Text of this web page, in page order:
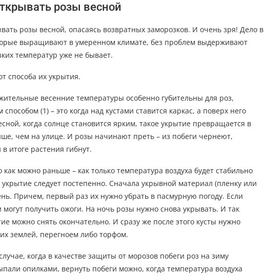
розы весной
розы весной, опасаясь возвратных заморозков. И очень зря! Дело в
выращивают в умеренном климате, без проблем выдерживают
температур уже не бывает.
способа их укрытия.
весенние температуры особенно губительны для роз,
(1) – это когда над кустами ставится каркас, а поверх него
когда солнце становится ярким, такое укрытие превращается в
чем на улице. И розы начинают преть – из побеги чернеют,
итоге растения гибнут.
можно раньше – как только температура воздуха будет стабильно
следует постепенно. Сначала укрывной материал (пленку или
Причем, первый раз их нужно убрать в пасмурную погоду. Если
получить ожоги. На ночь розы нужно снова укрывать. И так
можно снять окончательно. И сразу же после этого кусты нужно
землей, перегноем либо торфом.
когда в качестве защиты от морозов побеги роз на зиму
опилками, вернуть побеги можно, когда температура воздуха